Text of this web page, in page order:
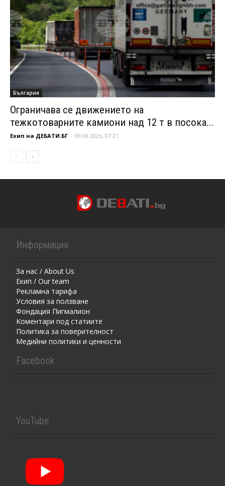
България
Ограничава се движението на
тежкотоварните камиони над 12 т в посока...
Екип на ДЕБАТИ.БГ - 09.08.2026, 07:21
Информация
За нас / About Us
Екип / Our team
Рекламна тарифа
Условия за ползване
Фондация Пигмалион
Kоментaри под статиите
Политика за поверителност
Медийни политики и ценности
Facebook
YouTube